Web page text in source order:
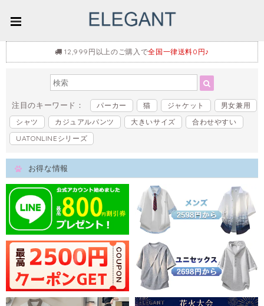
12,999円以上のご購入で全国一律送料0円♪
注目のキーワード： パーカー 猫 ジャケット
男女兼用
シャツ
カジュアルパンツ 大きいサイズ
合わせやすい
UATONLINEシリーズ
お得な情報